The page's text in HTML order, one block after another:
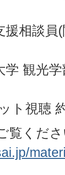
談員(
観光学
ト視聴
覧くだ